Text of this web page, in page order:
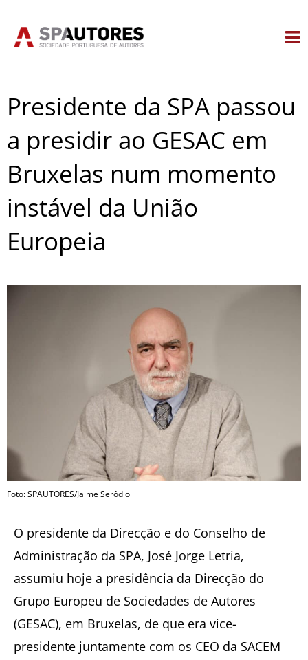
Presidente da SPA passou
a presidir ao GESAC em
Bruxelas num momento
instável da União
Europeia
Foto: SPAUTORES/Jaime Serôdio
O presidente da Direcção e do Conselho de
Administração da SPA, José Jorge Letria,
assumiu hoje a presidência da Direcção do
Grupo Europeu de Sociedades de Autores
(GESAC), em Bruxelas, de que era vice-
presidente juntamente com os CEO da SACEM